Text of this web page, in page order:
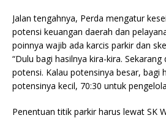
Jalan tengahnya, Perda mengatur
potensi keuangan daerah dan
poinnya wajib ada karcis parkir dan
“Dulu bagi hasilnya kira-kira.
potensi. Kalau potensinya besar, bagi
potensinya kecil, 70:30 untuk
Penentuan titik parkir harus lewat SK